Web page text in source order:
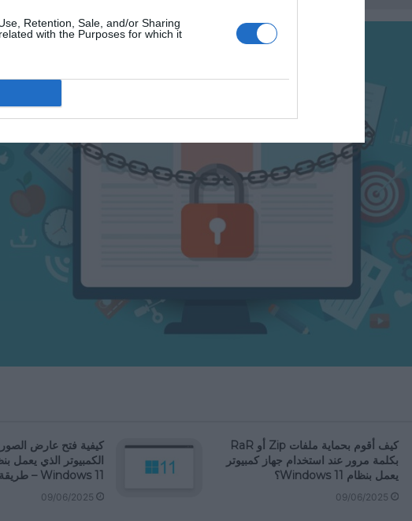
Retention, Sale, and/or Sharing
with the Purposes for which it
كيف أقوم بحماية ملفات Zip أو RaR
بكلمة مرور عند استخدام جهاز كمبيوتر
يعمل بنظام Windows 11؟
09/06/2025
كيفية فتح عارض
الكمبيوتر الذي يعمل
Windows 11 – طريقة فعالة
09/06/2025